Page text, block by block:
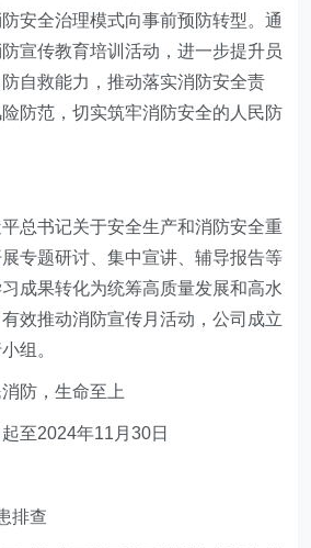
安全治理模式向事前预防转型。通
宣传教育培训活动，进一步提升员
自救能力，推动落实消防安全责
防范，切实筑牢消防安全的人民防
总书记关于安全生产和消防安全重
专题研讨、集中宣讲、辅导报告等
成果转化为统筹高质量发展和高水
效推动消防宣传月活动，公司成立
组。
防，生命至上
至2024年11月30日
排查